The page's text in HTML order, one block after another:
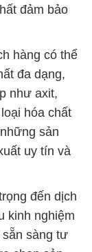
đảm bảo
hàng có thể
đa dạng,
như axit,
hóa chất
sản
uy tín và
đến dịch
kinh nghiệm
sẵn sàng tư